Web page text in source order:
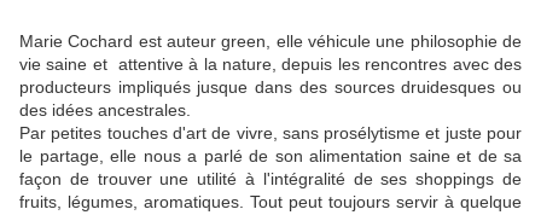
Marie Cochard est auteur green, elle véhicule une philosophie de
vie saine et attentive à la nature, depuis les rencontres avec des
producteurs impliqués jusque dans des sources druidesques ou
des idées ancestrales.
Par petites touches d'art de vivre, sans prosélytisme et juste pour
le partage, elle nous a parlé de son alimentation saine et de sa
façon de trouver une utilité à l'intégralité de ses shoppings de
fruits, légumes, aromatiques. Tout peut toujours servir à quelque